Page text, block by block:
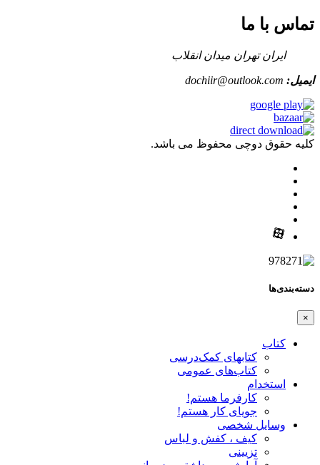
تماس با ما
ایران تهران میدان انقلاب
ایمیل: dochiir@outlook.com
کلیه حقوق دوچی محفوظ می باشد.
دسته‌بندی‌ها
×
کتاب
کتابهای کمک‌درسی
کتاب‌های عمومی
استخدام
کارفرما هستم!
جویای کار هستم!
وسایل شخصی
کیف ، کفش و لباس
تزیینی